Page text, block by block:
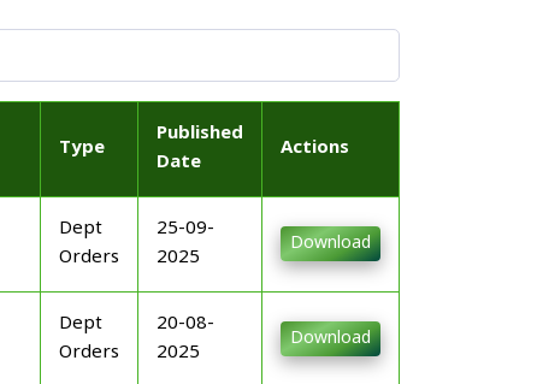
Type
Published
Date
Actions
Dept
Orders
25-09-
2025
Download
Dept
Orders
20-08-
2025
Download